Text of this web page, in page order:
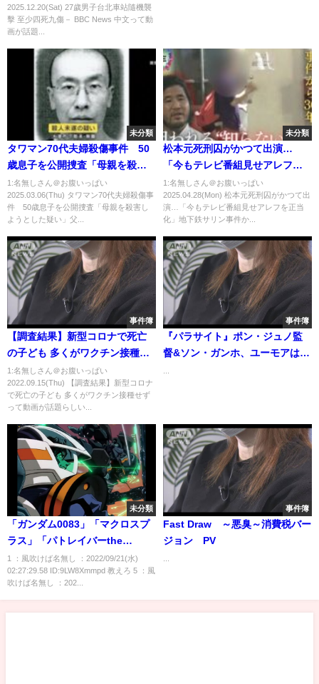
2025.12.20(Sat) 27歲男子台北車站隨機襲
擊 至少四死九傷－ BBC News 中文って動
画が話題...
未分類
タワマン70代夫婦殺傷事件 50
歳息子を公開捜査「母親を殺害
しようとした疑い」父親の死に
も関連か (2025/03/06 18:05)
1:名無しさん＠お腹いっぱい
2025.03.06(Thu) タワマン70代夫婦殺傷事
件 50歳息子を公開捜査「母親を殺害し
ようとした疑い」父...
未分類
松本元死刑囚がかつて出演…
「今もテレビ番組見せアレフを
正当化」地下鉄サリン事件から
30年 進む風化と勧誘
1:名無しさん＠お腹いっぱい
2025.04.28(Mon) 松本元死刑囚がかつて出
演…「今もテレビ番組見せアレフを正当
化」地下鉄サリン事件か...
事件簿
【調査結果】新型コロナで死亡
の子ども 多くがワクチン接種せ
ず
1:名無しさん＠お腹いっぱい
2022.09.15(Thu) 【調査結果】新型コロナ
で死亡の子ども 多くがワクチン接種せず
って動画が話題らしい...
事件簿
『パラサイト』ポン・ジュノ監
督&ソン・ガンホ、ユーモアは本
未分類
「ガンダム0083」「マクロスプ
ラス」「パトレイバーthe
Movie」←こういうアニメ教えろ
1 ：風吹けば名無し ：2022/09/21(水)
02:27:29.58 ID:9LW8Xmmpd 教えろ 5 ：風
吹けば名無し ：202...
事件簿
Fast Draw ～悪臭～消費税バー
ジョン PV